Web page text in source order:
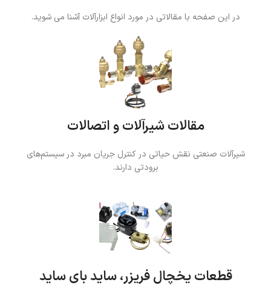
در این صفحه با مقالاتی در مورد انواع ابزارآلات آشنا می شوید.
مقالات شیرآلات و اتصالات
شیرآلات صنعتی نقش حیاتی در کنترل جریان مبرد در سیستم‌های
برودتی دارند.
قطعات یخچال فریزر، ساید بای ساید